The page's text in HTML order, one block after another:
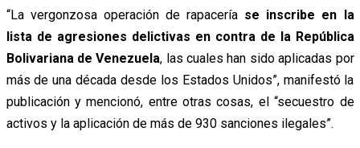
“La vergonzosa operación de rapacería se inscribe en la
lista de agresiones delictivas en contra de la República
Bolivariana de Venezuela, las cuales han sido aplicadas por
más de una década desde los Estados Unidos”, manifestó la
publicación y mencionó, entre otras cosas, el “secuestro de
activos y la aplicación de más de 930 sanciones ilegales”.